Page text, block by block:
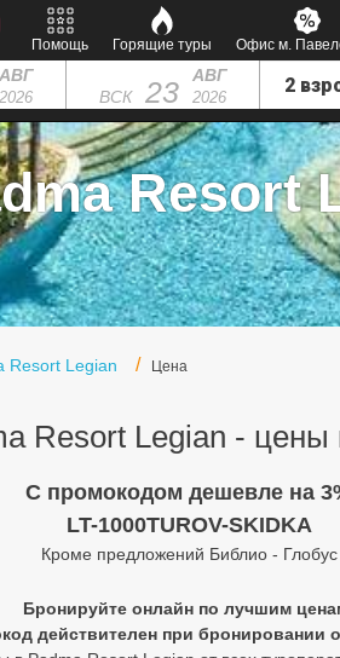
Помощь Горящие туры Офис м.
АВГ
2026 ВСК 23 АВГ
2026
Resort
Resort Legian Цена
Resort Legian - цены
C промокодом дешевле на
LT-1000TUROV-SKIDKA
Кроме предложений Библио - Глобус
Бронируйте онлайн по лучшим
действителен при бронировании